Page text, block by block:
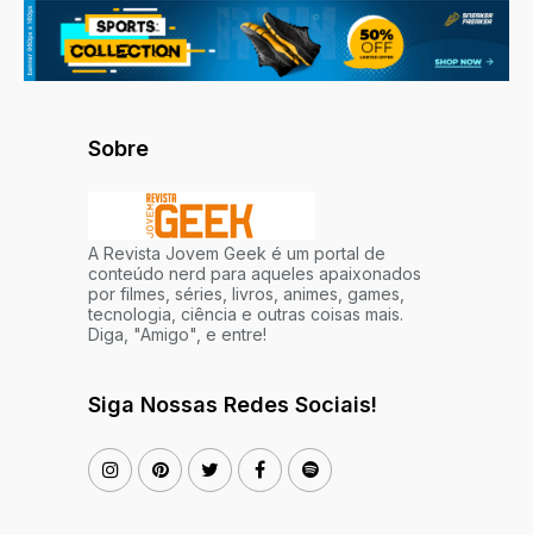
Sobre
A Revista Jovem Geek é um portal de
conteúdo nerd para aqueles apaixonados
por filmes, séries, livros, animes, games,
tecnologia, ciência e outras coisas mais.
Diga, "Amigo", e entre!
Siga Nossas Redes Sociais!